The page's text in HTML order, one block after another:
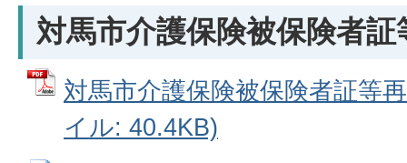
対馬市介護保険被保険者
対馬市介護保険被保険者証等
イル: 40.4KB)